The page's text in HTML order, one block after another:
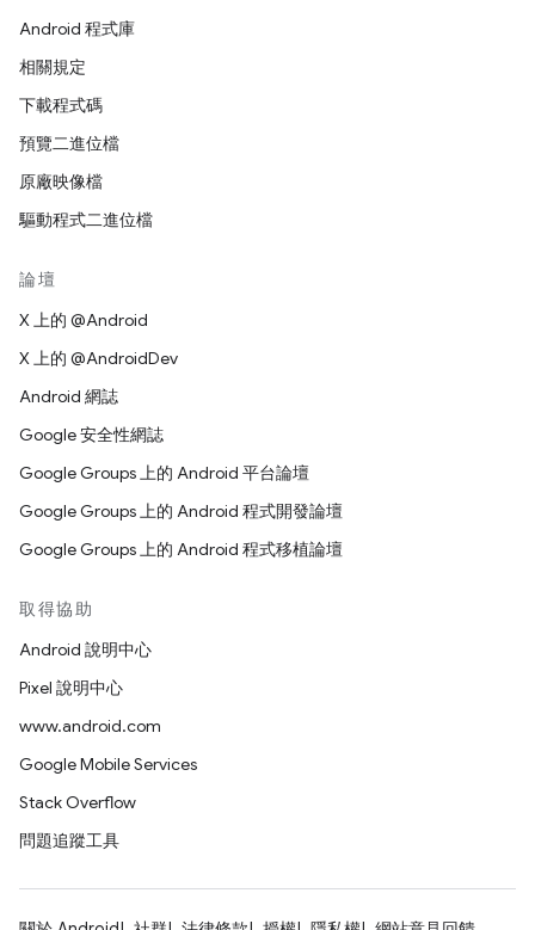
Android 程式庫
相關規定
下載程式碼
預覽二進位檔
原廠映像檔
驅動程式二進位檔
論壇
X 上的 @Android
X 上的 @AndroidDev
Android 網誌
Google 安全性網誌
Google Groups 上的 Android 平台論壇
Google Groups 上的 Android 程式開發論壇
Google Groups 上的 Android 程式移植論壇
取得協助
Android 說明中心
Pixel 說明中心
www.android.com
Google Mobile Services
Stack Overflow
問題追蹤工具